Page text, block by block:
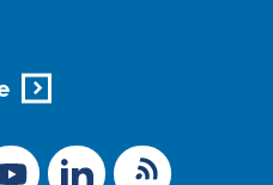
Twitter)
RSS-Feed